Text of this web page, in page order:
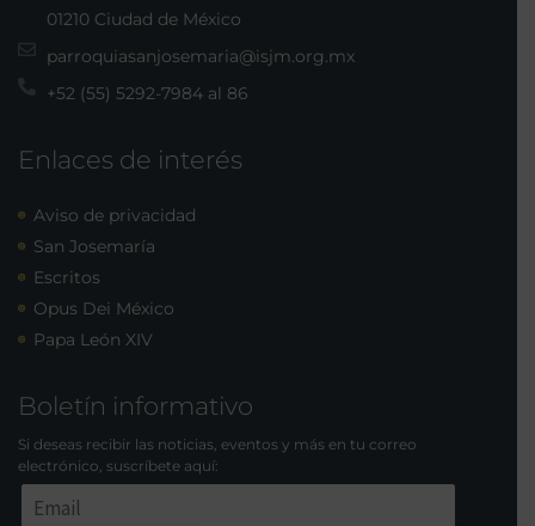
01210 Ciudad de México
parroquiasanjosemaria@isjm.org.mx
+52 (55) 5292-7984 al 86
Enlaces de interés
Aviso de privacidad
San Josemaría
Escritos
Opus Dei México
Papa León XIV
Boletín informativo
Si deseas recibir las noticias, eventos y más en tu correo
electrónico, suscríbete aquí: